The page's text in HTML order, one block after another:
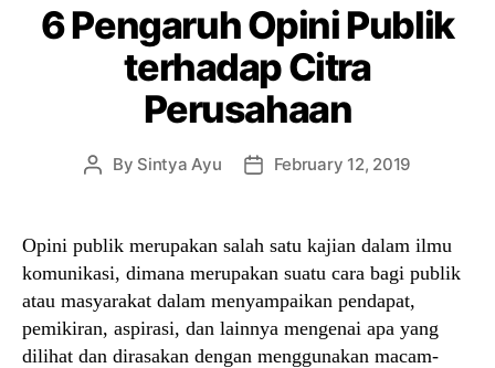
6 Pengaruh Opini Publik
terhadap Citra
Perusahaan
Post
By Sintya Ayu
PostFebruary 12, 2019
Opini publik merupakan salah satu kajian dalam ilmu
komunikasi, dimana merupakan suatu cara bagi publik
atau masyarakat dalam menyampaikan pendapat,
pemikiran, aspirasi, dan lainnya mengenai apa yang
dilihat dan dirasakan dengan menggunakan macam-